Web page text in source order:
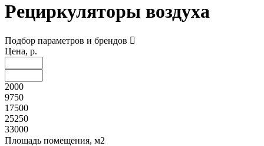
Рециркуляторы воздуха
Подбор параметров и брендов
Цена, р.
2000
9750
17500
25250
33000
Площадь помещения, м2